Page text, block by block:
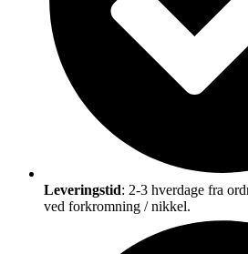
Leveringstid: 2-3 hverdage fra
ved forkromning / nikkel.